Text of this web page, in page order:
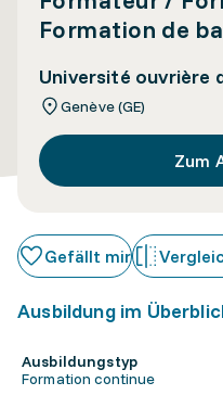
Formation de
Université ouvrière
Genève (GE)
Zum
Gefällt mir
Ausbildung im
Ausbildungstyp
Formation continue